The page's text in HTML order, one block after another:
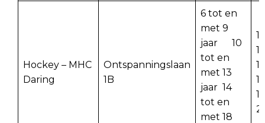
Hockey – MHC
Daring
Ontspanningslaan
1B
6 tot en
met 9
jaar 10
tot en
met 13
jaar 14
tot en
met 18